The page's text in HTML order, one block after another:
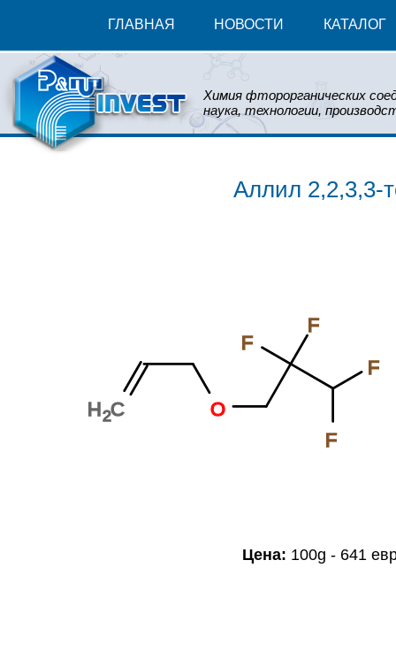
ГЛАВНАЯ НОВОСТИ КАТАЛОГ
Химия фторорганических
наука, технологии,
Аллил 2,2,3,3-
F
O
H2C
F
F
F
Цена: 100g - 641